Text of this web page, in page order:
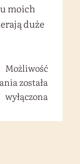
moich
duże
Możliwość
Wegański
kremowy
z
została
wyłączona